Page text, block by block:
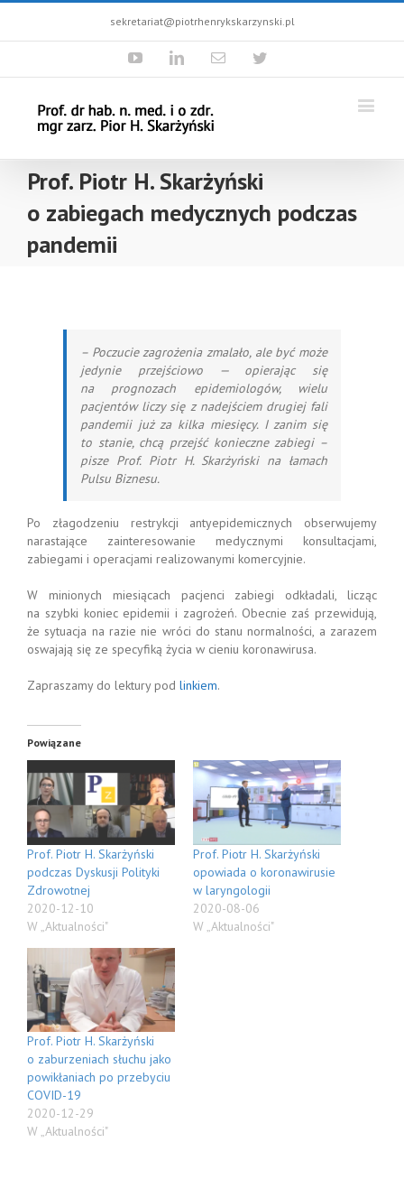
sekretariat@piotrhenrykskarzynski.pl
YoutubeLinkedinEmail Twitter
Prof. Piotr H. Skarżyński
o zabiegach medycznych podczas
pandemii
– Poczucie zagrożenia zmalało, ale być może
jedynie przejściowo — opierając się
na prognozach epidemiologów, wielu
pacjentów liczy się z nadejściem drugiej fali
pandemii już za kilka miesięcy. I zanim się
to stanie, chcą przejść konieczne zabiegi –
pisze Prof. Piotr H. Skarżyński na łamach
Pulsu Biznesu.
Po złagodzeniu restrykcji antyepidemicznych obserwujemy
narastające zainteresowanie medycznymi konsultacjami,
zabiegami i operacjami realizowanymi komercyjnie.
W minionych miesiącach pacjenci zabiegi odkładali, licząc
na szybki koniec epidemii i zagrożeń. Obecnie zaś przewidują,
że sytuacja na razie nie wróci do stanu normalności, a zarazem
oswajają się ze specyfiką życia w cieniu koronawirusa.
Zapraszamy do lektury pod linkiem.
Powiązane
Prof. Piotr H. Skarżyński
podczas Dyskusji Polityki
Zdrowotnej
2020-12-10
W „Aktualności"
Prof. Piotr H. Skarżyński
opowiada o koronawirusie
w laryngologii
2020-08-06
W „Aktualności"
Prof. Piotr H. Skarżyński
o zaburzeniach słuchu jako
powikłaniach po przebyciu
COVID-19
2020-12-29
W „Aktualności"